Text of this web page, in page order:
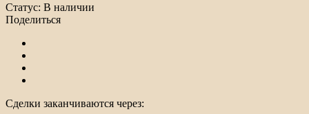
Статус: В наличии
Поделиться
Сделки заканчиваются через: